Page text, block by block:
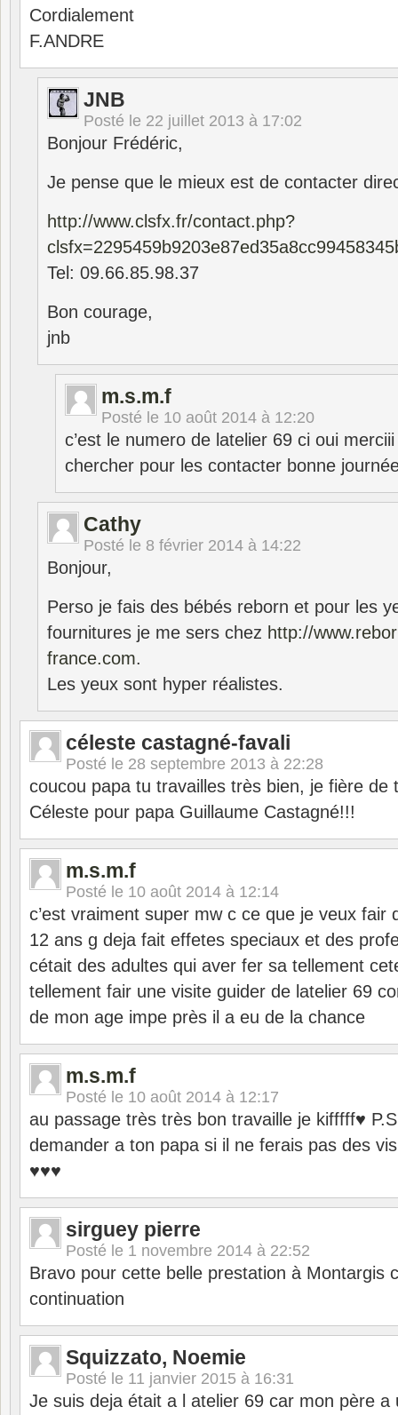
Cordialement
F.ANDRE
JNB
Posté le 22 juillet 2013 à 17:02
Bonjour Frédéric,
Je pense que le mieux est de contacter
http://www.clsfx.fr/contact.php?
Tel: 09.66.85.98.37
Bon courage,
jnb
m.s.m.f
Posté le 10 août 2014 à 12:20
c’est le numero de latelier 69 ci oui
chercher pour les contacter bonne
Cathy
Posté le 8 février 2014 à 14:22
Bonjour,
Perso je fais des bébés reborn et pour les
fournitures je me sers chez http://
france.com.
Les yeux sont hyper réalistes.
céleste castagné-favali
Posté le 28 septembre 2013 à 22:28
coucou papa tu travailles très bien, je fière
Céleste pour papa Guillaume Castagné!!!
m.s.m.f
Posté le 10 août 2014 à 12:14
c’est vraiment super mw c ce que je veux fair
12 ans g deja fait effetes speciaux et des
cétait des adultes qui aver fer sa tellement
tellement fair une visite guider de latelier 69
de mon age impe près il a eu de la chance
m.s.m.f
Posté le 10 août 2014 à 12:17
au passage très très bon travaille je kifffff♥
demander a ton papa si il ne ferais pas des
♥♥♥
sirguey pierre
Posté le 1 novembre 2014 à 22:52
Bravo pour cette belle prestation à Montargis
continuation
Squizzato, Noemie
Posté le 11 janvier 2015 à 16:31
Je suis deja était a l atelier 69 car mon père a